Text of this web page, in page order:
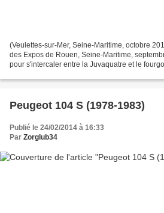
(Veulettes-sur-Mer, Seine-Maritime, octobre
des Expos de Rouen, Seine-Maritime,
pour s'intercaler entre la Juvaquatre et le
Peugeot 104 S (1978-1983)
Publié le 24/02/2014 à 16:33
Par Zorglub34